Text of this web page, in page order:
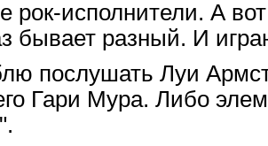
рок-исполнители. А
бывает разный. И
послушать Луи
Гари Мура. Либо